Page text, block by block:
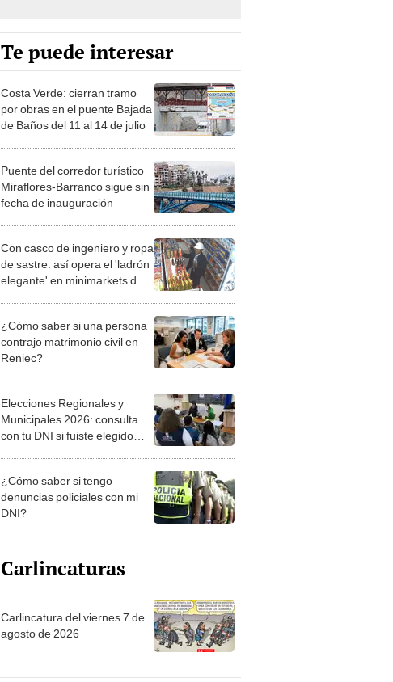
Te puede interesar
Costa Verde: cierran tramo
por obras en el puente Bajada
de Baños del 11 al 14 de julio
Puente del corredor turístico
Miraflores-Barranco sigue sin
fecha de inauguración
Con casco de ingeniero y ropa
de sastre: así opera el 'ladrón
elegante' en minimarkets de
¿Cómo saber si una persona
contrajo matrimonio civil en
Reniec?
Elecciones Regionales y
Municipales 2026: consulta
con tu DNI si fuiste elegido
la ONPE
¿Cómo saber si tengo
denuncias policiales con mi
DNI?
Carlincaturas
Carlincatura del viernes 7 de
agosto de 2026